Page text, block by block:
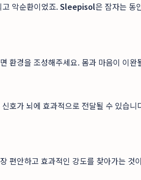
악순환이었죠.Sleepisol은 잠자는 동
환경을 조성해주세요. 몸과 마음이 이
호가 뇌에 효과적으로 전달될 수 있습
편안하고 효과적인 강도를 찾아가는 것